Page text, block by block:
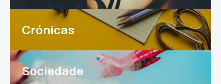
Crónicas
Sociedade